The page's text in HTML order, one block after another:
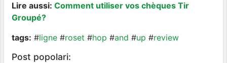
Lire aussi: Comment utiliser vos chèques Tir
Groupé?
tags: #ligne #roset #hop #and #up #review
Post popolari: